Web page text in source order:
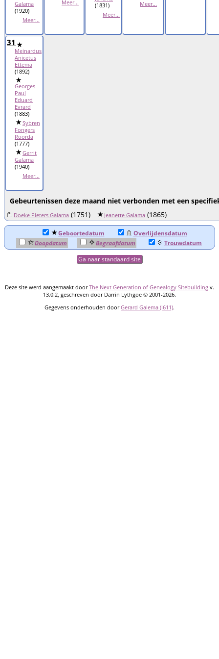
Galama
(1920)
Meer...
Meer...
(1831)
Meer...
Meer...
31
Meinardus
Anicetus
Ettema
(1892)
Georges
Paul
Eduard
Evrard
(1883)
Sybren
Fongers
Roorda
(1777)
Gerrit
Galama
(1940)
Meer...
Gebeurtenissen deze maand niet verbonden met een
Doeke Pieters Galama (1751) Jeanette Galama (1865)
Geboortedatum
Overlijdensdatum
Doopdatum
Begraafdatum
Trouwdatum
Ga naar standaard site
Deze site werd aangemaakt doorThe Next Generation of Genealogy Sitebuilding v.
13.0.2, geschreven door Darrin Lythgoe © 2001-2026.
Gegevens onderhouden doorGerard Galema (i611).